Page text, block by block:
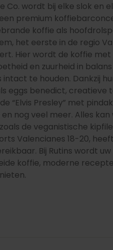
Co. wordt bij elke slok en
premium
koffie als
het eerste in de regio
Hier wordt de koffie
en zuurheid in
te houden. Dankzij
eggs benedict, creatieve
“Elvis Presley” met
en nog veel meer. Alles
de veganistische
Valencianes 18-20,
Bij Rutins wordt
koffie, moderne